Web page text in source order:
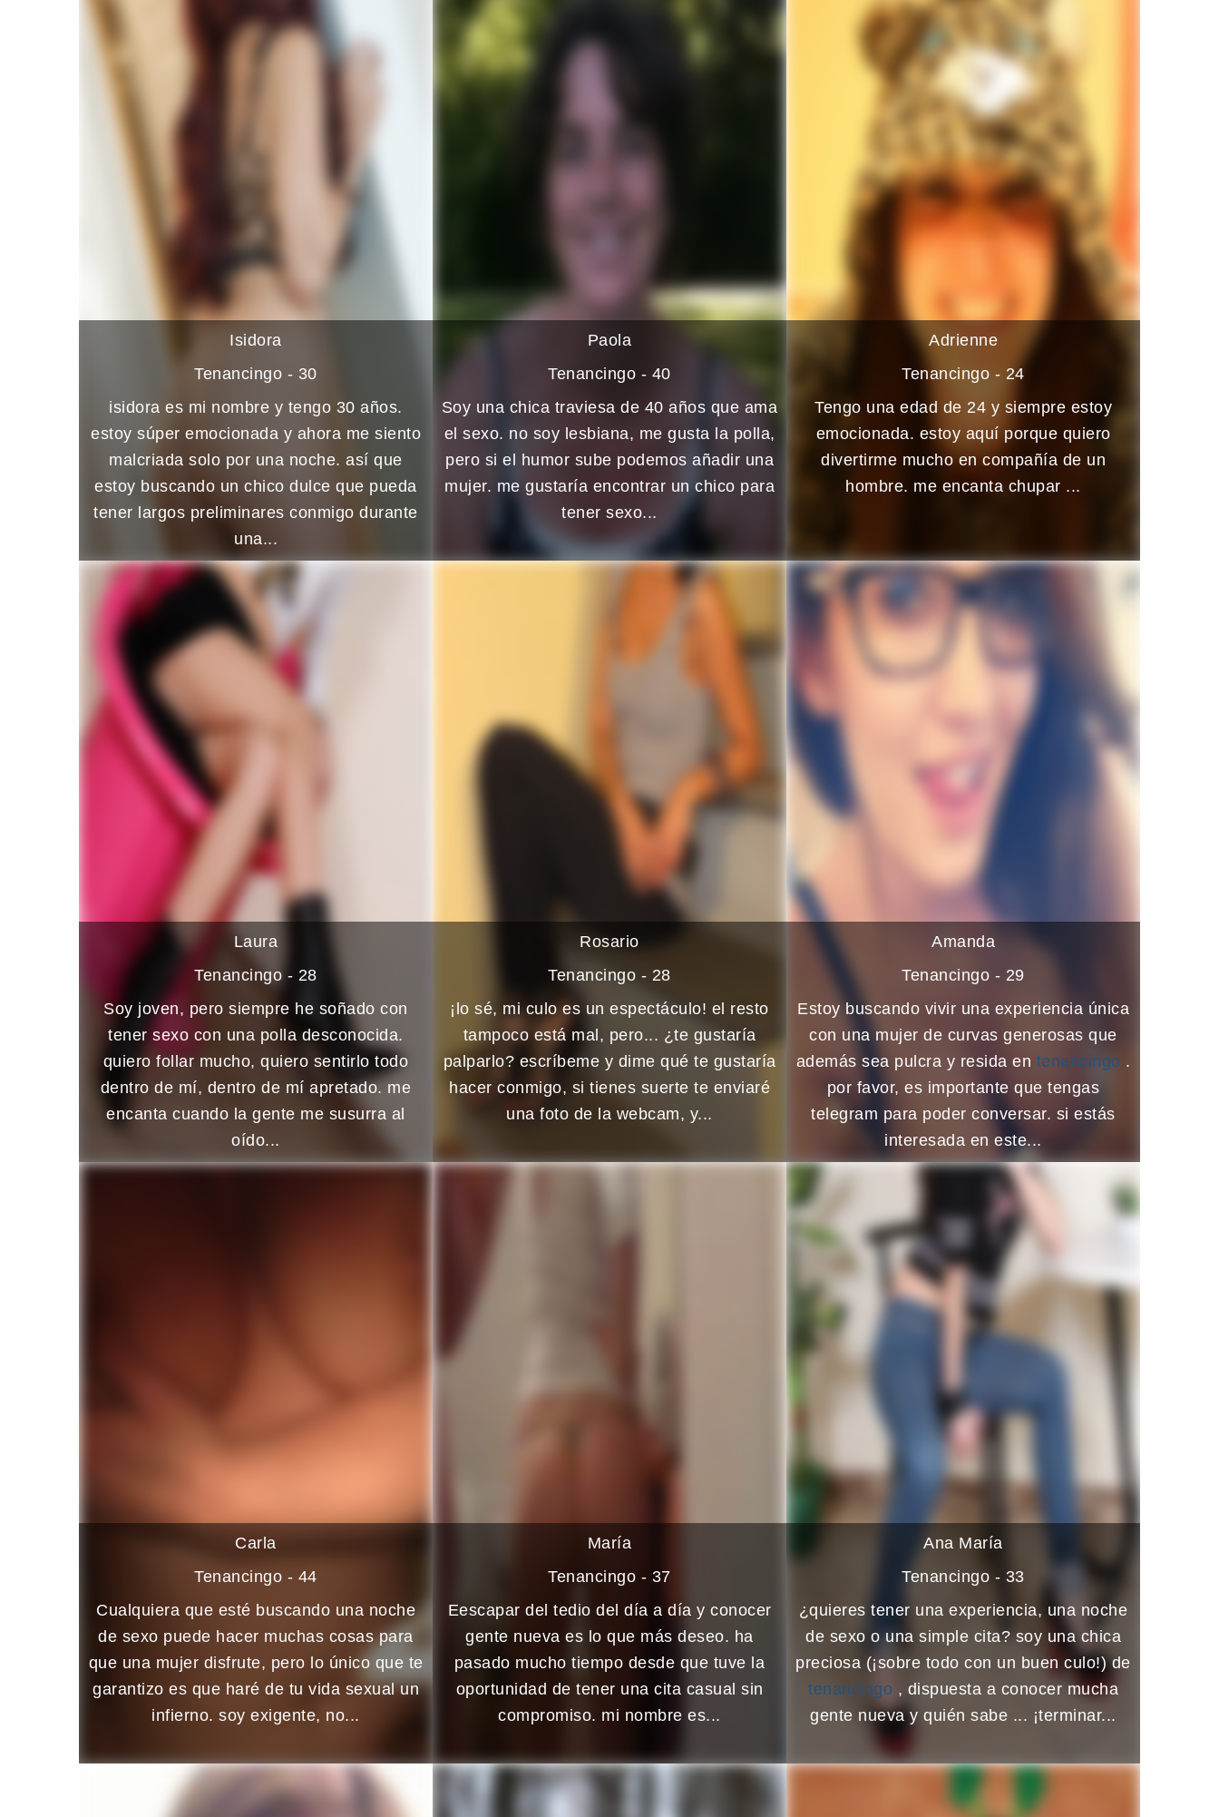
Isidora
Tenancingo - 30
isidora es mi nombre y tengo 30 años.
estoy súper emocionada y ahora me siento
malcriada solo por una noche. así que
estoy buscando un chico dulce que pueda
tener largos preliminares conmigo durante
una...
Paola
Tenancingo - 40
Soy una chica traviesa de 40 años que ama
el sexo. no soy lesbiana, me gusta la polla,
pero si el humor sube podemos añadir una
mujer. me gustaría encontrar un chico para
tener sexo...
Adrienne
Tenancingo - 24
Tengo una edad de 24 y siempre estoy
emocionada. estoy aquí porque quiero
divertirme mucho en compañía de un
hombre. me encanta chupar ...
Laura
Tenancingo - 28
Soy joven, pero siempre he soñado con
tener sexo con una polla desconocida.
quiero follar mucho, quiero sentirlo todo
dentro de mí, dentro de mí apretado. me
encanta cuando la gente me susurra al
oído...
Rosario
Tenancingo - 28
¡lo sé, mi culo es un espectáculo! el resto
tampoco está mal, pero... ¿te gustaría
palparlo? escríbeme y dime qué te gustaría
hacer conmigo, si tienes suerte te enviaré
una foto de la webcam, y...
Amanda
Tenancingo - 29
Estoy buscando vivir una experiencia única
con una mujer de curvas generosas que
además sea pulcra y resida en tenancingo .
por favor, es importante que tengas
telegram para poder conversar. si estás
interesada en este...
Carla
Tenancingo - 44
Cualquiera que esté buscando una noche
de sexo puede hacer muchas cosas para
que una mujer disfrute, pero lo único que te
garantizo es que haré de tu vida sexual un
infierno. soy exigente, no...
María
Tenancingo - 37
Eescapar del tedio del día a día y conocer
gente nueva es lo que más deseo. ha
pasado mucho tiempo desde que tuve la
oportunidad de tener una cita casual sin
compromiso. mi nombre es...
Ana María
Tenancingo - 33
¿quieres tener una experiencia, una noche
de sexo o una simple cita? soy una chica
preciosa (¡sobre todo con un buen culo!) de
tenancingo , dispuesta a conocer mucha
gente nueva y quién sabe ... ¡terminar...